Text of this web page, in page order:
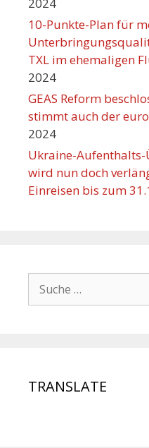
10-Punkte-Plan für
TXL im ehemaligen
2024
GEAS Reform
stimmt auch der
2024
Ukraine-
wird nun doch
Einreisen bis zum
TRANSLATE